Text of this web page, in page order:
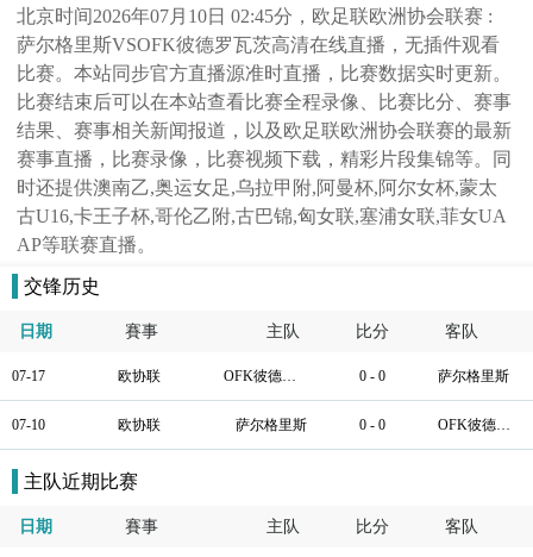
北京时间2026年07月10日 02:45分，欧足联欧洲协会联赛 :
萨尔格里斯VSOFK彼德罗瓦茨高清在线直播，无插件观看
比赛。本站同步官方直播源准时直播，比赛数据实时更新。
比赛结束后可以在本站查看比赛全程录像、比赛比分、赛事
结果、赛事相关新闻报道，以及欧足联欧洲协会联赛的最新
赛事直播，比赛录像，比赛视频下载，精彩片段集锦等。同
时还提供澳南乙,奥运女足,乌拉甲附,阿曼杯,阿尔女杯,蒙太
古U16,卡王子杯,哥伦乙附,古巴锦,匈女联,塞浦女联,菲女UA
AP等联赛直播。
交锋历史
日期 賽事 主队 比分 客队
07-17 欧协联 OFK彼德罗瓦茨 0 - 0 萨尔格里斯
07-10 欧协联 萨尔格里斯 0 - 0 OFK彼德罗瓦茨
主队近期比赛
日期 賽事 主队 比分 客队